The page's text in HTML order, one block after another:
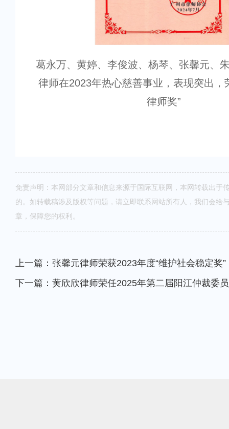
葛永万、黄婷、李俊波、杨琴、张馨元、
律师在2023年热心慈善事业，表现突出，
律师奖”
免责声明：本网部分文章和信息来源于国际互联网，本网转载出于
的。如转载稿涉及版权等问题，请立即联系网站所有人，我们会给
章，保障您的权利。
上一篇：张馨元律师荣获2023年度“维护社会稳定奖”
下一篇：黄欣欣律师荣任2025年第二届阳江仲裁委